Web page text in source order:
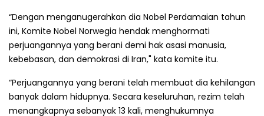
“Dengan menganugerahkan dia Nobel Perdamaian tahun
ini, Komite Nobel Norwegia hendak menghormati
perjuangannya yang berani demi hak asasi manusia,
kebebasan, dan demokrasi di Iran," kata komite itu.
“Perjuangannya yang berani telah membuat dia kehilangan
banyak dalam hidupnya. Secara keseluruhan, rezim telah
menangkapnya sebanyak 13 kali, menghukumnya